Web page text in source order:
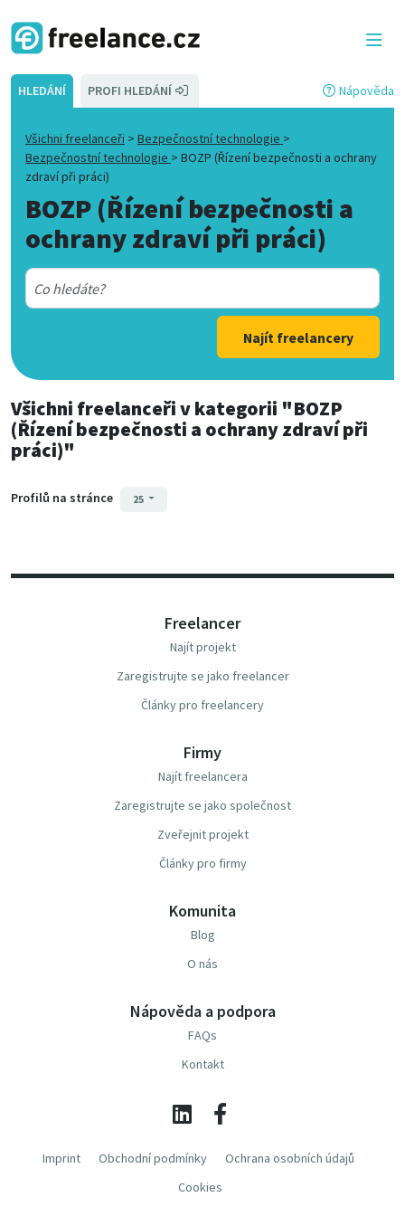
HLEDÁNÍ PROFI HLEDÁNÍ Nápověda
Všichni freelanceři > Bezpečnostní technologie >
Bezpečnostní technologie > BOZP (Řízení bezpečnosti a ochrany
zdraví při práci)
BOZP (Řízení bezpečnosti a
ochrany zdraví při práci)
Najít freelancery
Všichni freelanceřiv kategorii "BOZP
(Řízení bezpečnosti a ochrany zdraví při
práci)"
Profilů na stránce 25
Freelancer
Najít projekt
Zaregistrujte se jako freelancer
Články pro freelancery
Firmy
Najít freelancera
Zaregistrujte se jako společnost
Zveřejnit projekt
Články pro firmy
Komunita
Blog
O nás
Nápověda a podpora
FAQs
Kontakt
Imprint Obchodní podmínky
Ochrana osobních údajů
Cookies